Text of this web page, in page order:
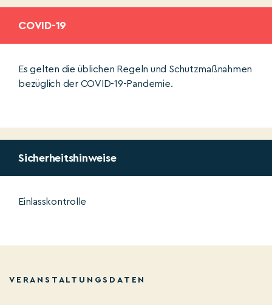
COVID-19
Es gelten die üblichen Regeln und Schutzmaßnahmen
bezüglich der COVID-19-Pandemie.
Sicherheitshinweise
Einlasskontrolle
VERANSTALTUNGSDATEN